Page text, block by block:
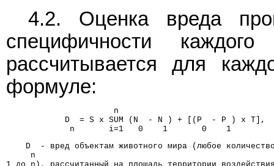
4.2. Оценка вреда
специфичности
рассчитывается для
формуле:
                      n
D  = S x SUM (N  - N ) + [(P  - P ) x T],
             n       i=1   0    1       0    1
D  - вред объектам животного мира (любое
     n